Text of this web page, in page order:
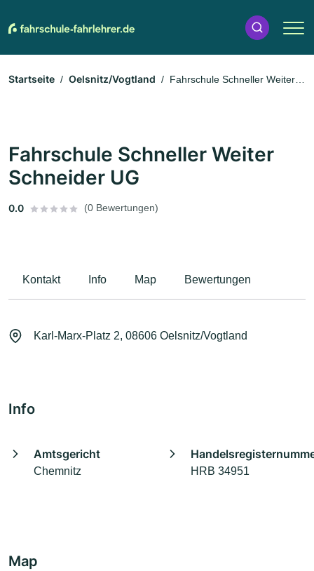
Startseite Oelsnitz/Vogtland
Fahrschule Schneller Weiter
Fahrschule Schneller Weiter
Schneider UG
0.0 (0 Bewertungen)
Kontakt Info Map Bewertungen
Karl-Marx-Platz 2, 08606 Oelsnitz/Vogtland
Info
Amtsgericht
Chemnitz HRB 34951
Map